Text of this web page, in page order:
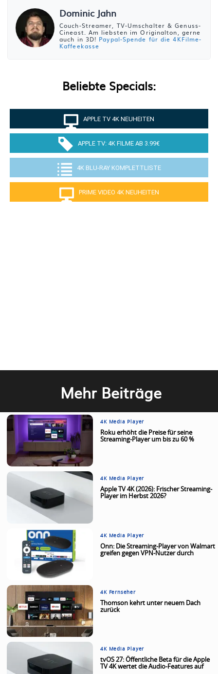
Dominic Jahn
Couch-Streamer, TV-Umschalter & Genuss-
Cineast. Am liebsten im Originalton, gerne
auch in 3D! Paypal-Spende für die 4KFilme-
Kaffeekasse
Beliebte Specials:
APPLE TV 4K NEUHEITEN
APPLE TV: 4K FILME AB 3.99€
4K BLU-RAY KOMPLETTLISTE
PRIME VIDEO 4K NEUHEITEN
Mehr Beiträge
4K Media Player
Roku erhöht die Preise für seine
Streaming-Player um bis zu 60 %
4K Media Player
Apple TV 4K (2026): Frischer Streaming-
Player im Herbst 2026?
4K Media Player
Onn: Die Streaming-Player von Walmart
greifen gegen VPN-Nutzer durch
4K Fernseher
Thomson kehrt unter neuem Dach
zurück
4K Media Player
tvOS 27: Öffentliche Beta für die Apple
TV 4K wertet die Audio-Features auf